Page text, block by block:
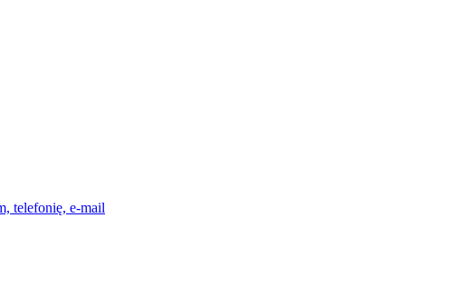
telefonię, e-mail